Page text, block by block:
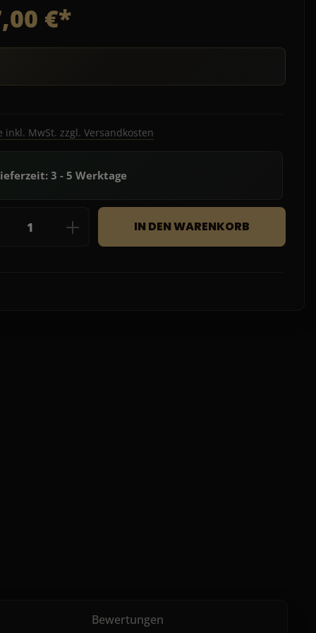
€*
inkl. MwSt. zzgl. Versandkosten
3 - 5 Werktage
Anzahl: Gib den gewünschten
IN DEN WARENKORB
Bewertungen